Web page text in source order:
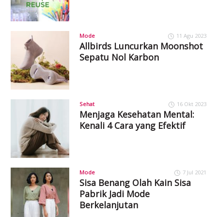
Mode 11 Agu 2023
Allbirds Luncurkan Moonshot
Sepatu Nol Karbon
Sehat 16 Okt 2023
Menjaga Kesehatan Mental:
Kenali 4 Cara yang Efektif
Mode 7 Jul 2021
Sisa Benang Olah Kain Sisa
Pabrik Jadi Mode
Berkelanjutan